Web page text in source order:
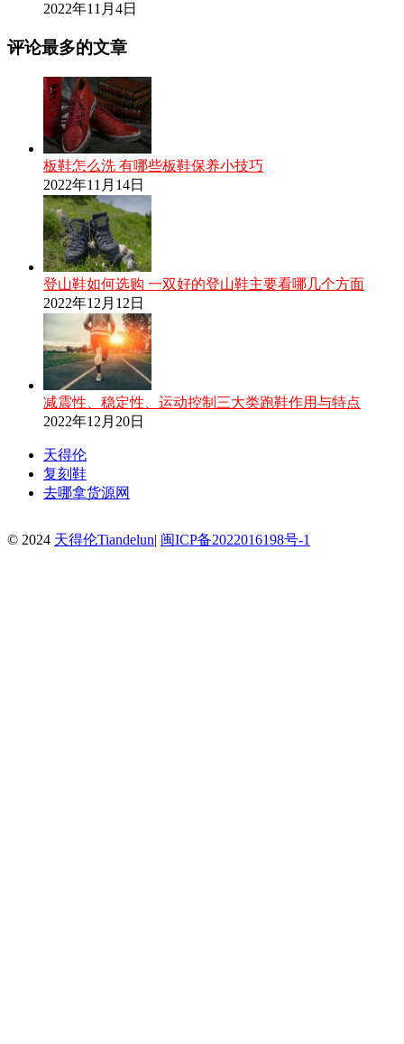
2022年11月4日
评论最多的文章
板鞋怎么洗 有哪些板鞋保养小技巧
2022年11月14日
登山鞋如何选购 一双好的登山鞋主要看哪几个方面
2022年12月12日
减震性、稳定性、运动控制三大类跑鞋作用与特点
2022年12月20日
天得伦
复刻鞋
去哪拿货源网
© 2024 天得伦Tiandelun| 闽ICP备2022016198号-1